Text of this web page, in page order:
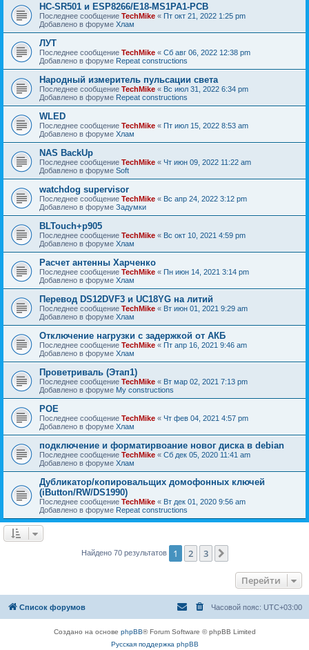
HC-SR501 и ESP8266/E18-MS1PA1-PCB
Последнее сообщение TechMike « Пт окт 21, 2022 1:25 pm
Добавлено в форуме Хлам
ЛУТ
Последнее сообщение TechMike « Сб авг 06, 2022 12:38 pm
Добавлено в форуме Repeat constructions
Народный измеритель пульсации света
Последнее сообщение TechMike « Вс июл 31, 2022 6:34 pm
Добавлено в форуме Repeat constructions
WLED
Последнее сообщение TechMike « Пт июл 15, 2022 8:53 am
Добавлено в форуме Хлам
NAS BackUp
Последнее сообщение TechMike « Чт июн 09, 2022 11:22 am
Добавлено в форуме Soft
watchdog supervisor
Последнее сообщение TechMike « Вс апр 24, 2022 3:12 pm
Добавлено в форуме Задумки
BLTouch+p905
Последнее сообщение TechMike « Вс окт 10, 2021 4:59 pm
Добавлено в форуме Хлам
Расчет антенны Харченко
Последнее сообщение TechMike « Пн июн 14, 2021 3:14 pm
Добавлено в форуме Хлам
Перевод DS12DVF3 и UC18YG на литий
Последнее сообщение TechMike « Вт июн 01, 2021 9:29 am
Добавлено в форуме Хлам
Отключение нагрузки с задержкой от АКБ
Последнее сообщение TechMike « Пт апр 16, 2021 9:46 am
Добавлено в форуме Хлам
Проветриваль (Этап1)
Последнее сообщение TechMike « Вт мар 02, 2021 7:13 pm
Добавлено в форуме My constructions
POE
Последнее сообщение TechMike « Чт фев 04, 2021 4:57 pm
Добавлено в форуме Хлам
подключение и форматирвоание новог диска в debian
Последнее сообщение TechMike « Сб дек 05, 2020 11:41 am
Добавлено в форуме Хлам
Дубликатор/копировальщих домофонных ключей
(iButton/RW/DS1990)
Последнее сообщение TechMike « Вт дек 01, 2020 9:56 am
Добавлено в форуме Repeat constructions
Найдено 70 результатов 1 2 3
Перейти
Список форумов Часовой пояс: UTC+03:00
Создано на основе phpBB® Forum Software © phpBB Limited
Русская поддержка phpBB